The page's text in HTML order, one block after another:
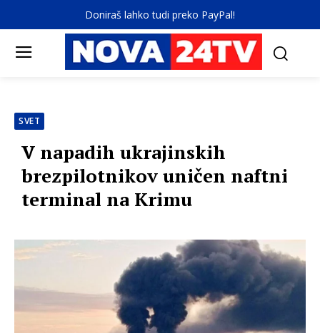
Doniraš lahko tudi preko PayPal!
SVET
V napadih ukrajinskih
brezpilotnikov uničen naftni
terminal na Krimu